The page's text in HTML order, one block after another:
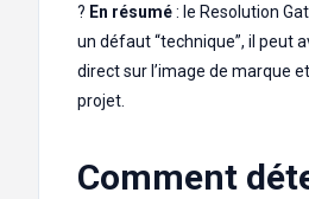
? En résumé: le Resolution
un défaut “technique”, il peut
direct sur l’image de marque
projet.
Comment